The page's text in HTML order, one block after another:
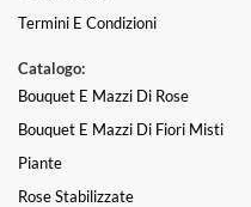
Termini E Condizioni
Catalogo:
Bouquet E Mazzi Di Rose
Bouquet E Mazzi Di Fiori Misti
Piante
Rose Stabilizzate